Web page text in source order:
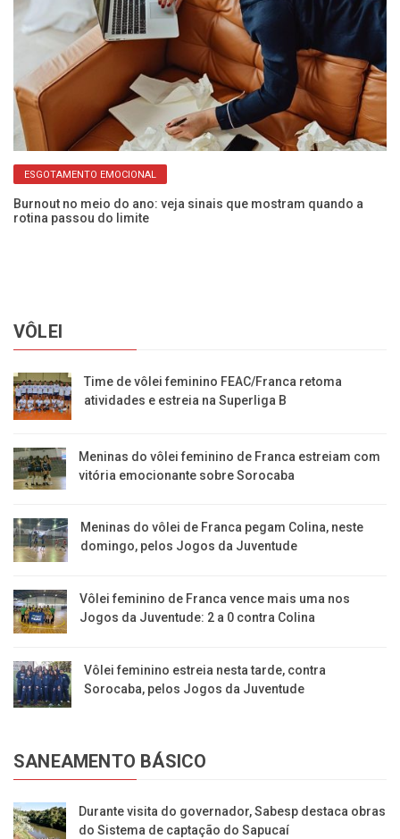
ESGOTAMENTO EMOCIONAL
Burnout no meio do ano: veja sinais que mostram quando a
rotina passou do limite
VÔLEI
Time de vôlei feminino FEAC/Franca retoma
atividades e estreia na Superliga B
Meninas do vôlei feminino de Franca estreiam com
vitória emocionante sobre Sorocaba
Meninas do vôlei de Franca pegam Colina, neste
domingo, pelos Jogos da Juventude
Vôlei feminino de Franca vence mais uma nos
Jogos da Juventude: 2 a 0 contra Colina
Vôlei feminino estreia nesta tarde, contra
Sorocaba, pelos Jogos da Juventude
SANEAMENTO BÁSICO
Durante visita do governador, Sabesp destaca obras
do Sistema de captação do Sapucaí